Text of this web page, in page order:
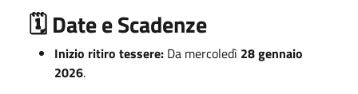
🗓️ Date e Scadenze
Inizio ritiro tessere: Da mercoledì 28 gennaio
2026.